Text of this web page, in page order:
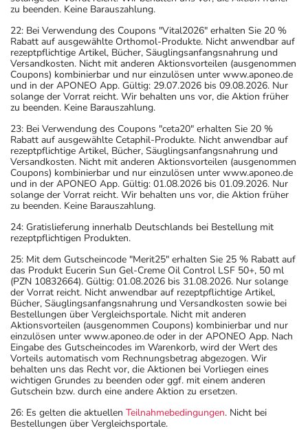
zu beenden. Keine Barauszahlung.
22: Bei Verwendung des Coupons "Vital2026" erhalten Sie 20 %
Rabatt auf ausgewählte Orthomol-Produkte. Nicht anwendbar auf
rezeptpflichtige Artikel, Bücher, Säuglingsanfangsnahrung und
Versandkosten. Nicht mit anderen Aktionsvorteilen (ausgenommen
Coupons) kombinierbar und nur einzulösen unter www.aponeo.de
und in der APONEO App. Gültig: 29.07.2026 bis 09.08.2026. Nur
solange der Vorrat reicht. Wir behalten uns vor, die Aktion früher
zu beenden. Keine Barauszahlung.
23: Bei Verwendung des Coupons "ceta20" erhalten Sie 20 %
Rabatt auf ausgewählte Cetaphil-Produkte. Nicht anwendbar auf
rezeptpflichtige Artikel, Bücher, Säuglingsanfangsnahrung und
Versandkosten. Nicht mit anderen Aktionsvorteilen (ausgenommen
Coupons) kombinierbar und nur einzulösen unter www.aponeo.de
und in der APONEO App. Gültig: 01.08.2026 bis 01.09.2026. Nur
solange der Vorrat reicht. Wir behalten uns vor, die Aktion früher
zu beenden. Keine Barauszahlung.
24: Gratislieferung innerhalb Deutschlands bei Bestellung mit
rezeptpflichtigen Produkten.
25: Mit dem Gutscheincode "Merit25" erhalten Sie 25 % Rabatt auf
das Produkt Eucerin Sun Gel-Creme Oil Control LSF 50+, 50 ml
(PZN 10832664). Gültig: 01.08.2026 bis 31.08.2026. Nur solange
der Vorrat reicht. Nicht anwendbar auf rezeptpflichtige Artikel,
Bücher, Säuglingsanfangsnahrung und Versandkosten sowie bei
Bestellungen über Vergleichsportale. Nicht mit anderen
Aktionsvorteilen (ausgenommen Coupons) kombinierbar und nur
einzulösen unter www.aponeo.de oder in der APONEO App. Nach
Eingabe des Gutscheincodes im Warenkorb, wird der Wert des
Vorteils automatisch vom Rechnungsbetrag abgezogen. Wir
behalten uns das Recht vor, die Aktionen bei Vorliegen eines
wichtigen Grundes zu beenden oder ggf. mit einem anderen
Gutschein bzw. durch eine andere Aktion zu ersetzen.
26: Es gelten die aktuellen Teilnahmebedingungen. Nicht bei
Bestellungen über Vergleichsportale.